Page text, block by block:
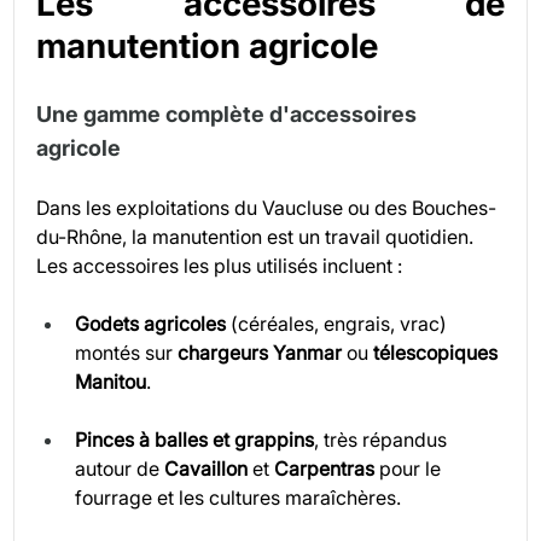
manutention agricole
Une gamme complète d'accessoires
agricole
Dans les exploitations du Vaucluse ou des Bouches-
du-Rhône, la manutention est un travail quotidien.
Les accessoires les plus utilisés incluent :
Godets agricoles (céréales, engrais, vrac)
montés sur chargeurs Yanmar ou télescopiques
Manitou.
Pinces à balles et grappins, très répandus
autour de Cavaillon et Carpentras pour le
fourrage et les cultures maraîchères.